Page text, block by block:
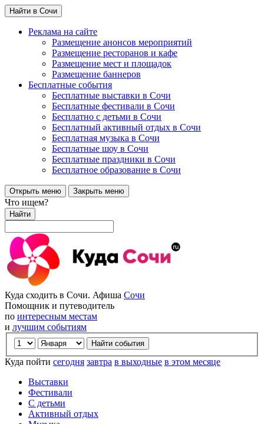
Найти в Сочи
Реклама на сайте
Размещение анонсов мероприятий
Размещение ресторанов и кафе
Размещение мест и площадок
Размещение баннеров
Бесплатные события
Бесплатные выставки в Сочи
Бесплатные фестивали в Сочи
Бесплатно с детьми в Сочи
Бесплатный активный отдых в Сочи
Бесплатная музыка в Сочи
Бесплатные шоу в Сочи
Бесплатные праздники в Сочи
Бесплатное образование в Сочи
Открыть меню Закрыть меню
Что ищем?
Найти
Куда сходить в Сочи. Афиша Сочи
Помощник и путеводитель
по интересным местам
и лучшим событиям
Куда пойти сегодня завтра в выходные в этом месяце
Выставки
Фестивали
С детьми
Активный отдых